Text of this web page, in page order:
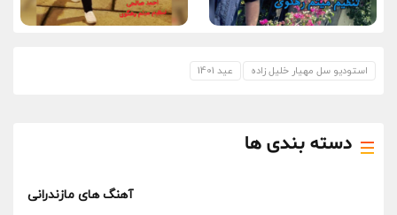
دسته بندی ها
آهنگ های مازندرانی
استودیو سل مهیار خلیل زاده عید 1401